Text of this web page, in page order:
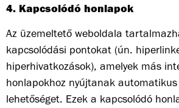
4. Kapcsolódó honlapok
Az üzemeltető weboldala
kapcsolódási pontokat (ún.
hiperhivatkozások), amelyek más
honlapokhoz nyújtanak
lehetőséget. Ezek a kapcsolódó